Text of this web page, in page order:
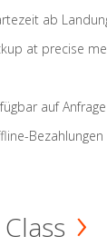
ab
at precise
auf Anfrage
Bezahlungen